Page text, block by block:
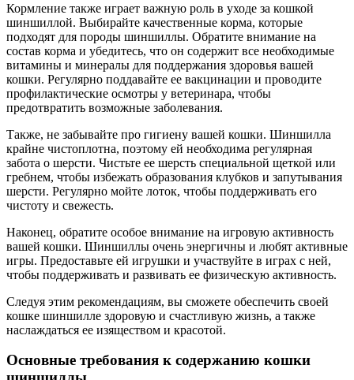
Кормление также играет важную роль в уходе за кошкой
шиншиллой. Выбирайте качественные корма, которые
подходят для породы шиншиллы. Обратите внимание на
состав корма и убедитесь, что он содержит все необходимые
витамины и минералы для поддержания здоровья вашей
кошки. Регулярно поддавайте ее вакцинации и проводите
профилактические осмотры у ветеринара, чтобы
предотвратить возможные заболевания.
Также, не забывайте про гигиену вашей кошки. Шиншилла
крайне чистоплотна, поэтому ей необходима регулярная
забота о шерсти. Чистьте ее шерсть специальной щеткой или
гребнем, чтобы избежать образования клубков и запутывания
шерсти. Регулярно мойте лоток, чтобы поддерживать его
чистоту и свежесть.
Наконец, обратите особое внимание на игровую активность
вашей кошки. Шиншиллы очень энергичны и любят активные
игры. Предоставьте ей игрушки и участвуйте в играх с ней,
чтобы поддерживать и развивать ее физическую активность.
Следуя этим рекомендациям, вы сможете обеспечить своей
кошке шиншилле здоровую и счастливую жизнь, а также
наслаждаться ее изяществом и красотой.
Основные требования к содержанию кошки